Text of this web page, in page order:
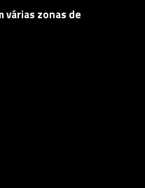
várias zonas de